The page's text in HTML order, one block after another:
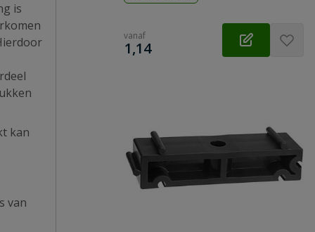
is
kan
van
vanaf
€
1,14